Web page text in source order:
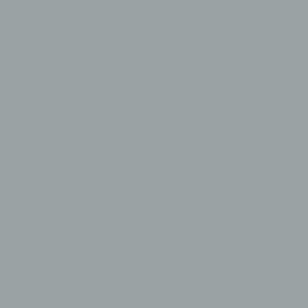
persönliche Aspekte, die sich auf eine natürliche Person
zu bewerten, insbesondere, um Aspekte bezüglich